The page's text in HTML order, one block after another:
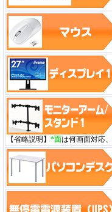
【省略説明】 *面は何画面対応、